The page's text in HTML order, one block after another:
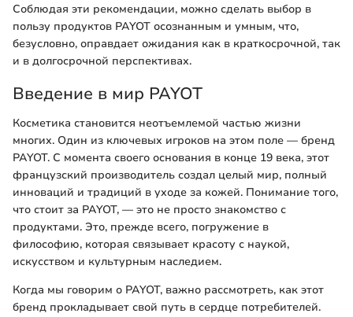
Соблюдая эти рекомендации, можно сделать выбор в
пользу продуктов PAYOT осознанным и умным, что,
безусловно, оправдает ожидания как в краткосрочной, так
и в долгосрочной перспективах.
Введение в мир PAYOT
Косметика становится неотъемлемой частью жизни
многих. Один из ключевых игроков на этом поле — бренд
PAYOT. С момента своего основания в конце 19 века, этот
французский производитель создал целый мир, полный
инноваций и традиций в уходе за кожей. Понимание того,
что стоит за PAYOT, — это не просто знакомство с
продуктами. Это, прежде всего, погружение в
философию, которая связывает красоту с наукой,
искусством и культурным наследием.
Когда мы говорим о PAYOT, важно рассмотреть, как этот
бренд прокладывает свой путь в сердце потребителей.